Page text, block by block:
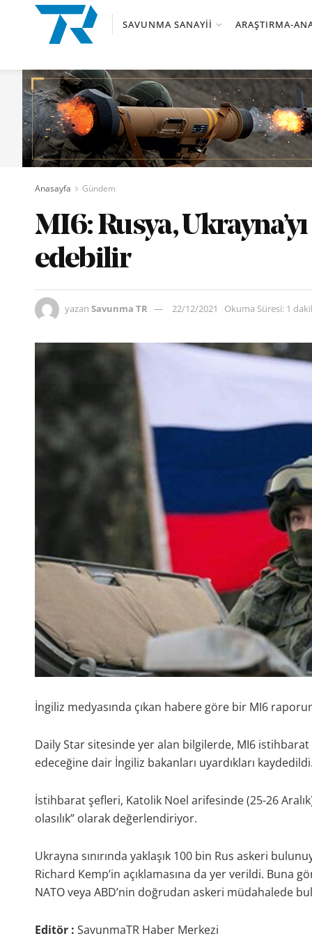
SAVUNMA SANAYII ARAŞTIRMA-
Anasayfa Gündem
MI6: Rusya,
edebilir
yazan Savunma TR 22/12/2021 Okuma Süresi: 1
İngiliz medyasında çıkan habere göre bir MI6
Daily Star sitesinde yer alan bilgilerde, MI6 istihbarat
edeceğine dair İngiliz bakanları uyardıkları
İstihbarat şefleri, Katolik Noel arifesinde (25-26
olasılık” olarak değerlendiriyor.
Ukrayna sınırında yaklaşık 100 bin Rus askeri
Richard Kemp’in açıklamasına da yer verildi. Buna
NATO veya ABD’nin doğrudan askeri müdahalede
Editör : SavunmaTR Haber Merkezi